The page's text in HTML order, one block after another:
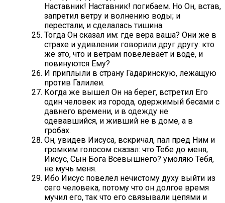
Наставник! Наставник! погибаем. Но Он, встав,
запретил ветру и волнению воды; и
перестали, и сделалась тишина.
Тогда Он сказал им: где вера ваша? Они же в
страхе и удивлении говорили друг другу: кто
же это, что и ветрам повелевает и воде, и
повинуются Ему?
И приплыли в страну Гадаринскую, лежащую
против Галилеи.
Когда же вышел Он на берег, встретил Его
один человек из города, одержимый бесами с
давнего времени, и в одежду не
одевавшийся, и живший не в доме, а в
гробах.
Он, увидев Иисуса, вскричал, пал пред Ним и
громким голосом сказал: что Тебе до меня,
Иисус, Сын Бога Всевышнего? умоляю Тебя,
не мучь меня.
Ибо Иисус повелел нечистому духу выйти из
сего человека, потому что он долгое время
мучил его, так что его связывали цепями и